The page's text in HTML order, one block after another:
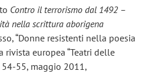
Contro il terrorismo dal 1492 –
nella scrittura aborigena
“Donne resistenti nella poesia
rivista europea “Teatri delle
54-55, maggio 2011,